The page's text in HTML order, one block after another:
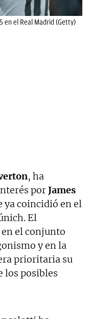
en el Real Madrid (Getty)
, ha
porJames
ya coincidió en el
El
en el conjunto
y en la
prioritaria su
los posibles